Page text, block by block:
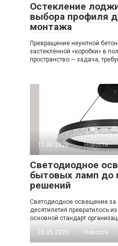
Остекление
выбора профиля
монтажа
Превращение неуютной
застеклённой «коробки» в
пространство — задача,
11.06.2026 Новости
Светодиодное
бытовых ламп
решений
Светодиодное освещение за
десятилетия превратилось
основной стандарт
25.05.2026
Новости